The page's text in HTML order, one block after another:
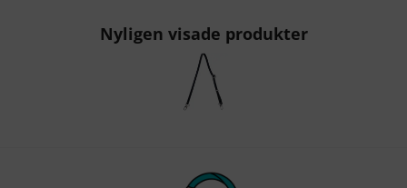
Nyligen visade produkter